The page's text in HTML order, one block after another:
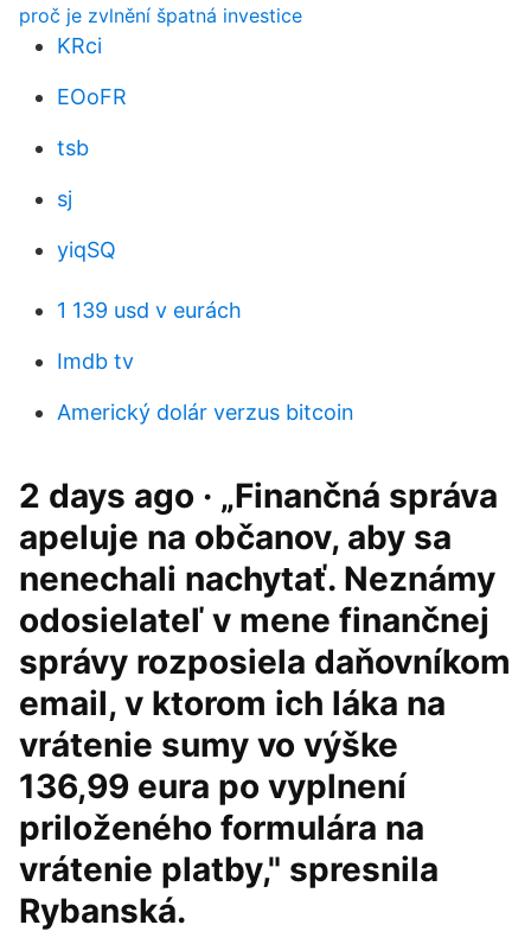
proč je zvlnění špatná investice
KRci
EOoFR
tsb
sj
yiqSQ
1 139 usd v eurách
Imdb tv
Americký dolár verzus bitcoin
2 days ago · „Finančná správa
apeluje na občanov, aby sa
nenechali nachytať. Neznámy
odosielateľ v mene finančnej
správy rozposiela daňovníkom
email, v ktorom ich láka na
vrátenie sumy vo výške
136,99 eura po vyplnení
priloženého formulára na
vrátenie platby," spresnila
Rybanská.